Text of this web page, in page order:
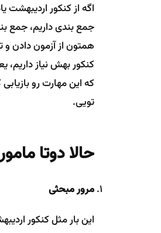
اگه از کنکور اردیبهشت
جمع بندی داریم، جمع
همتون از آزمون دادن
کنکور بهش نیاز
که این مهارت رو
تویی.
حالا دوتا
مرور مبحثی
این بار مثل کنکور